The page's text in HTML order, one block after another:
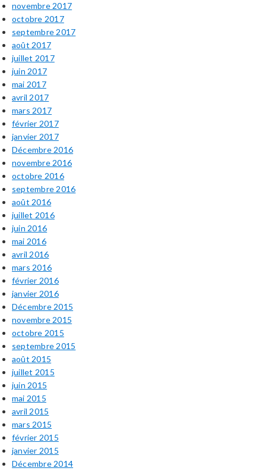
novembre 2017
octobre 2017
septembre 2017
août 2017
juillet 2017
juin 2017
mai 2017
avril 2017
mars 2017
février 2017
janvier 2017
Décembre 2016
novembre 2016
octobre 2016
septembre 2016
août 2016
juillet 2016
juin 2016
mai 2016
avril 2016
mars 2016
février 2016
janvier 2016
Décembre 2015
novembre 2015
octobre 2015
septembre 2015
août 2015
juillet 2015
juin 2015
mai 2015
avril 2015
mars 2015
février 2015
janvier 2015
Décembre 2014